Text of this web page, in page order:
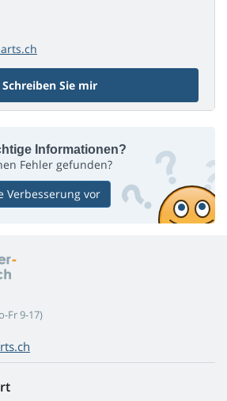
Schreiben Sie mir
Informationen?
Fehler gefunden?
Verbesserung vor
Fr 9-17)